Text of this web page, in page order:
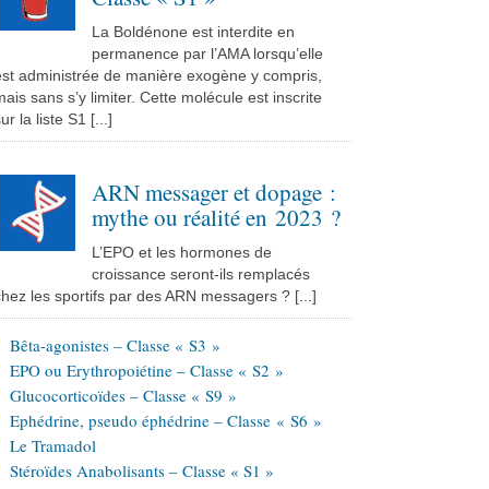
La Boldénone est interdite en
permanence par l’AMA lorsqu’elle
administrée de manière exogène y compris,
sans s’y limiter. Cette molécule est inscrite
la liste S1 [...]
ARN messager et dopage :
mythe ou réalité en 2023 ?
L’EPO et les hormones de
croissance seront-ils remplacés
les sportifs par des ARN messagers ? [...]
Bêta-agonistes – Classe « S3 »
EPO ou Erythropoiétine – Classe « S2 »
Glucocorticoïdes – Classe « S9 »
Ephédrine, pseudo éphédrine – Classe « S6 »
Le Tramadol
Stéroïdes Anabolisants – Classe « S1 »